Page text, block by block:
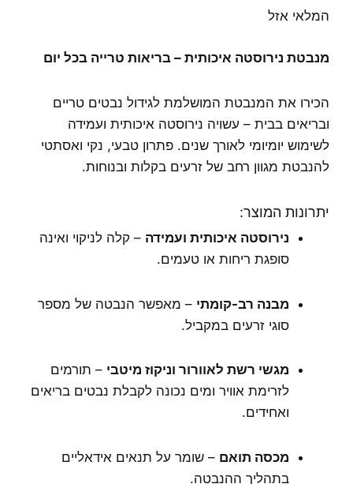
המלאי אזל
מנבטת נירוסטה איכותית – בריאות טרייה בכל יום
הכירו את המנבטת המושלמת לגידול נבטים טריים
ובריאים בבית – עשויה נירוסטה איכותית ועמידה
לשימוש יומיומי לאורך שנים. פתרון טבעי, נקי ואסתטי
להנבטת מגוון רחב של זרעים בקלות ובנוחות.
יתרונות המוצר:
נירוסטה איכותית ועמידה – קלה לניקוי ואינה
סופגת ריחות או טעמים.
מבנה רב-קומתי – מאפשר הנבטה של מספר
סוגי זרעים במקביל.
מגשי רשת לאוורור וניקוז מיטבי – תורמים
לזרימת אוויר ומים נכונה לקבלת נבטים בריאים
ואחידים.
מכסה תואם – שומר על תנאים אידאליים
בתהליך ההנבטה.